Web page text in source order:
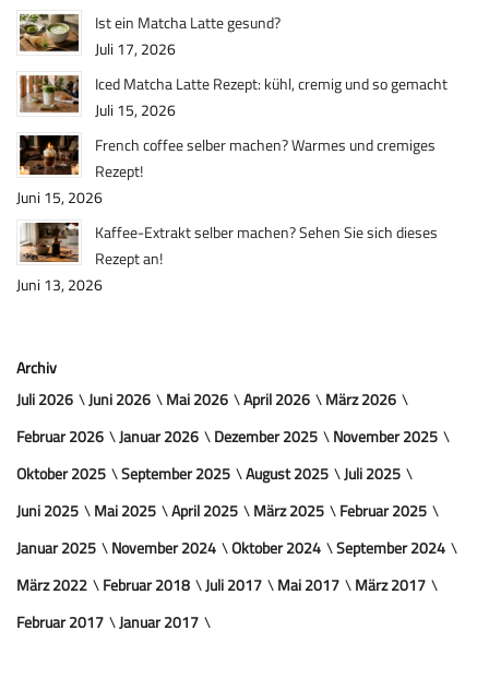
Ist ein Matcha Latte gesund?
Juli 17, 2026
Iced Matcha Latte Rezept: kühl, cremig und so gemacht
Juli 15, 2026
French coffee selber machen? Warmes und cremiges
Rezept!
Juni 15, 2026
Kaffee-Extrakt selber machen? Sehen Sie sich dieses
Rezept an!
Juni 13, 2026
Archiv
Juli 2026
Juni 2026 Mai 2026 April 2026
März 2026
Februar 2026
Januar 2026 Dezember 2025
November 2025
Oktober 2025
September 2025 August 2025
Juli 2025
Juni 2025
Mai 2025 April 2025 März 2025
Februar 2025
Januar 2025
November 2024 Oktober 2024
September 2024
März 2022
Februar 2018 Juli 2017 Mai 2017
März 2017
Februar 2017
Januar 2017